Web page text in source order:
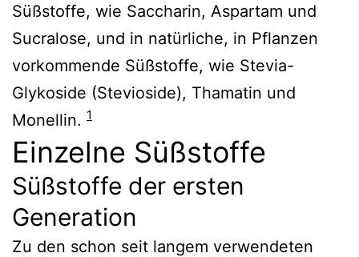
Süßstoffe, wie Saccharin, Aspartam und
Sucralose, und in natürliche, in Pflanzen
vorkommende Süßstoffe, wie Stevia-
Glykoside (Stevioside), Thamatin und
Monellin. 1
Einzelne Süßstoffe
Süßstoffe der ersten
Generation
Zu den schon seit langem verwendeten